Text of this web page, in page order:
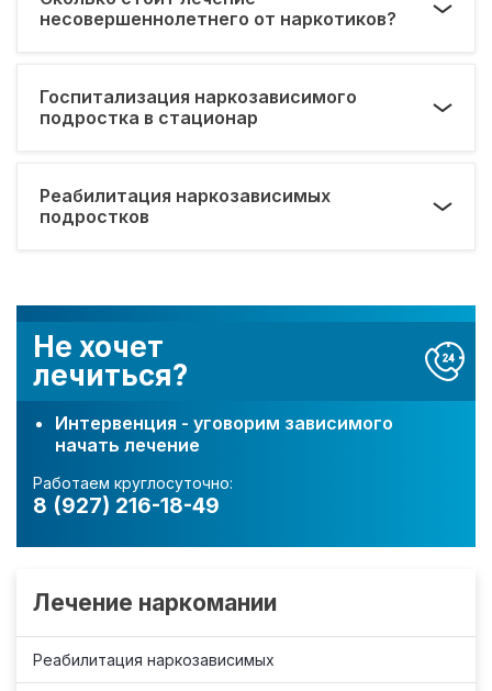
Не хочет
лечиться?
Интервенция - уговорим зависимого
начать лечение
Работаем круглосуточно:
8 (927) 216-18-49
Лечение наркомании
Реабилитация наркозависимых
несовершеннолетнего от наркотиков?
Госпитализация наркозависимого
подростка в стационар
Реабилитация наркозависимых
подростков